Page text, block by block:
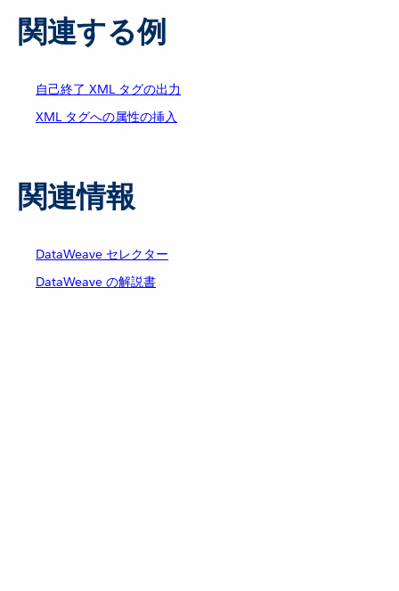
関連する例
自己終了 XML タグの出力
XML タグへの属性の挿入
関連情報
DataWeave セレクター
DataWeave の解説書